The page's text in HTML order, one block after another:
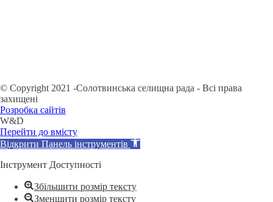
© Copyright 2021 -Солотвинська селищна рада - Всі права
захищені
Розробка сайтів
W&D
Перейти до вмісту
Відкрити Панель інструментів
Інструмент Доступності
Збільшити розмір тексту
Зменшити розмір тексту